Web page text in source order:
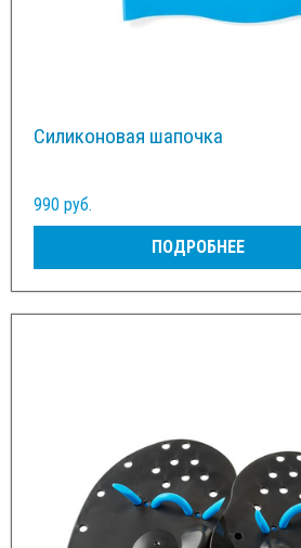
Силиконовая шапочка
990 руб.
ПОДРОБНЕЕ